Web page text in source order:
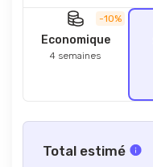
-10%
Economique
4 semaines
Total estimé